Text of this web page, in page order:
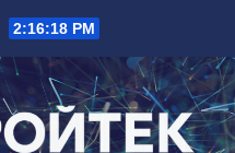
2:16:19 PM